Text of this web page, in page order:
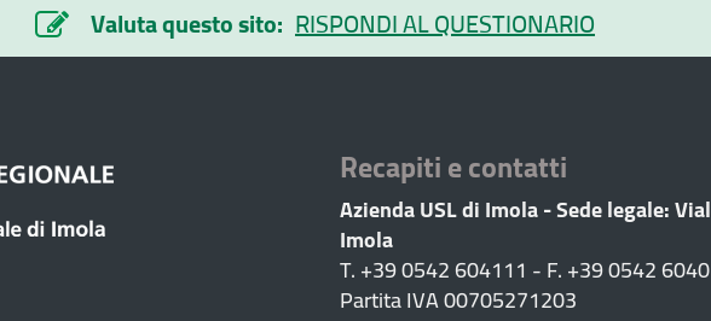
Valuta questo sito: RISPONDI AL QUESTIONARIO
Recapiti e contatti
Azienda USL di Imola - Sede legale:
Imola
T. +39 0542 604111 - F. +39 0542
Partita IVA 00705271203